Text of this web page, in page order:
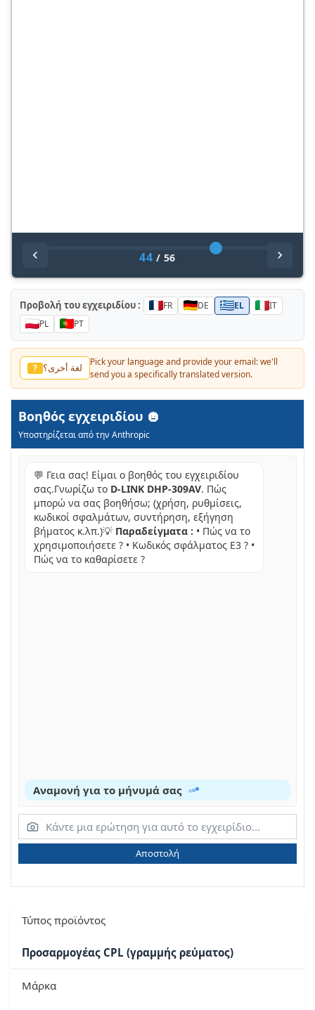
44 / 56
Προβολή του εγχειριδίου : FR DE EL
IT
PL
PT
? لغة أخرى؟
Pick your language and provide your email: we'll
send you a specifically translated version.
Βοηθός εγχειριδίου
Υποστηρίζεται από την Anthropic
💬 Γεια σας! Είμαι ο βοηθός του εγχειριδίου
σας.Γνωρίζω το D-LINK DHP-309AV. Πώς
μπορώ να σας βοηθήσω; (χρήση, ρυθμίσεις,
κωδικοί σφαλμάτων, συντήρηση, εξήγηση
βήματος κ.λπ.)💡 Παραδείγματα : • Πώς να το
χρησιμοποιήσετε ? • Κωδικός σφάλματος E3 ? •
Πώς να το καθαρίσετε ?
Αναμονή για το μήνυμά σας
Αποστολή
Τύπος προϊόντος
Προσαρμογέας CPL (γραμμής ρεύματος)
Μάρκα